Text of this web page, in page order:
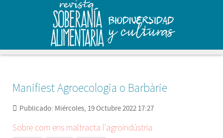
Manifiest Agroecologia o Barbàrie
Publicado: Miércoles, 19 Octubre 2022 17:27
Sobre com ens maltracta l'agroindústria